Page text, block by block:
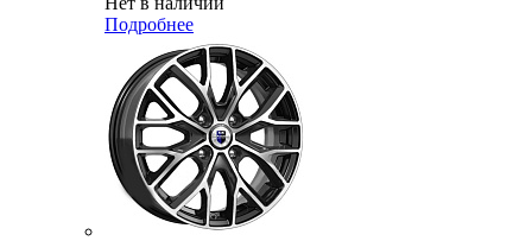
Подробнее